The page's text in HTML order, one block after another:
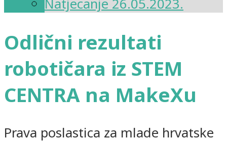
Natjecanje 26.05.2023.
Odlični rezultati
robotičara iz STEM
CENTRA na MakeXu
Prava poslastica za mlade hrvatske